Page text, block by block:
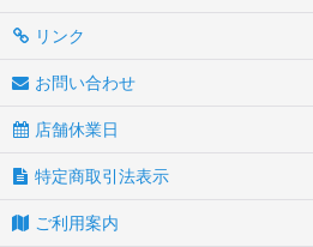
リンク
お問い合わせ
店舗休業日
特定商取引法表示
ご利用案内